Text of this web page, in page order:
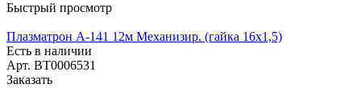
Быстрый просмотр
Плазматрон А-141 12м Механизир. (гайка 16х1,5)
Есть в наличии
Арт. BT0006531
Заказать